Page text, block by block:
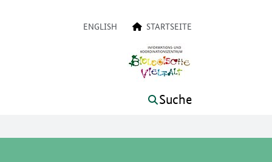
ENGLISH STARTSEITE
Suche